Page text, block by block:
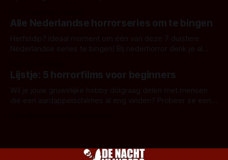
Alle Nederlandse horrorseries om te bingen
Herfstdip? Ideaal moment om één van deze 7 duistere
Nederlandse series te bingen! Bij nederhorror denk je al
Amsterdamned of The Johnsons. Maar Nederlandse horror
is niet beperkt tot films. Hier een aantal Nederlandse tv-
series uit het duistere of horrorgenre. Als
Lijstje: 5 horrorfilms voor beginners
Wil je jouw gruwelijke hobby dolgraag delen met mensen
die een aardappelschilmes al eng vinden? Probeer ze eens